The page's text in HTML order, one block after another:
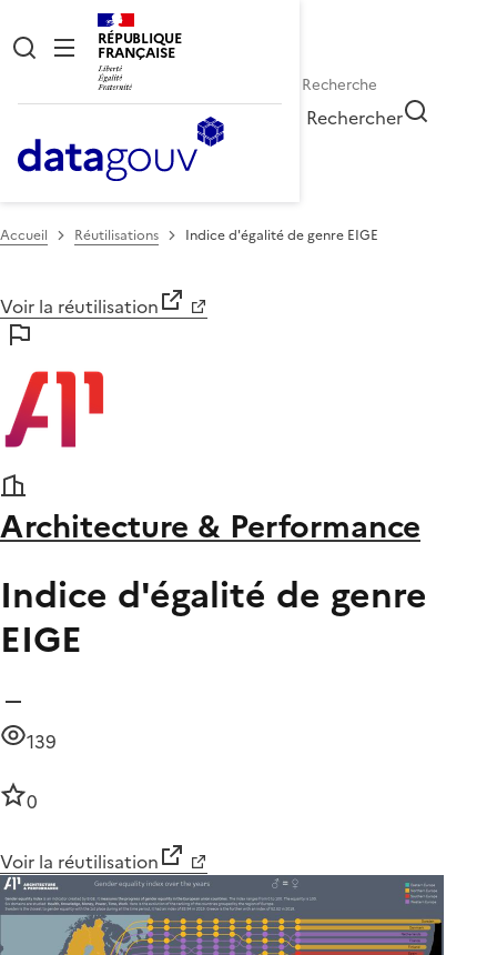
RÉPUBLIQUE
FRANÇAISE
Rechercher
Accueil Réutilisations Indice d'égalité de genre EIGE
Voir la réutilisation
Architecture & Performance
Indice d'égalité de genre
EIGE
139
0
Voir la réutilisation